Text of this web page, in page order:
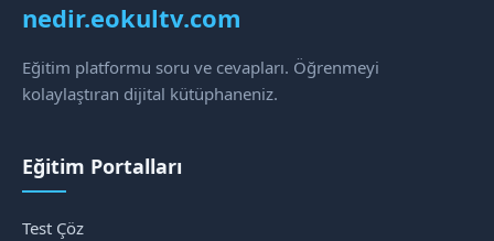
nedir.eokultv.com
Eğitim platformu soru ve cevapları. Öğrenmeyi
kolaylaştıran dijital kütüphaneniz.
Eğitim Portalları
Test Çöz